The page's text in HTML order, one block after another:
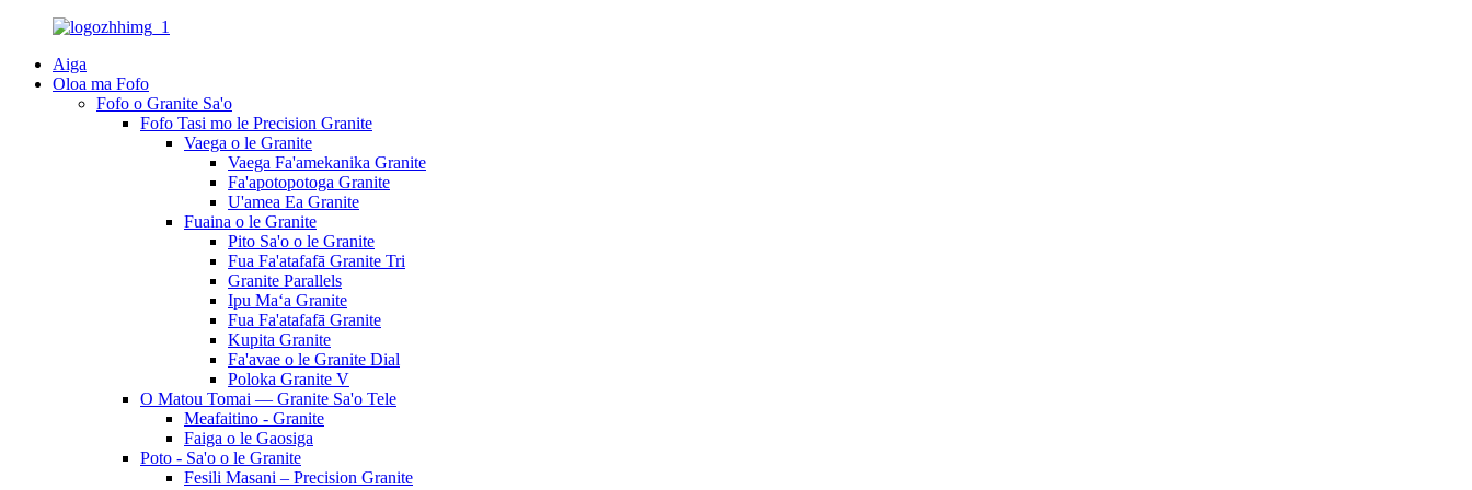
Aiga
Oloa ma Fofo
Fofo o Granite Sa'o
Fofo Tasi mo le Precision Granite
Vaega o le Granite
Vaega Fa'amekanika Granite
Fa'apotopotoga Granite
U'amea Ea Granite
Fuaina o le Granite
Pito Sa'o o le Granite
Fua Fa'atafafā Granite Tri
Granite Parallels
Ipu Maʻa Granite
Fua Fa'atafafā Granite
Kupita Granite
Fa'avae o le Granite Dial
Poloka Granite V
O Matou Tomai — Granite Sa'o Tele
Meafaitino - Granite
Faiga o le Gaosiga
Poto - Sa'o o le Granite
Fesili Masani – Precision Granite